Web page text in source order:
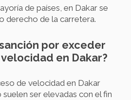
de países, en Dakar se
derecho de la carretera.
por exceder
en Dakar?
de velocidad en Dakar
suelen ser elevadas con el fin